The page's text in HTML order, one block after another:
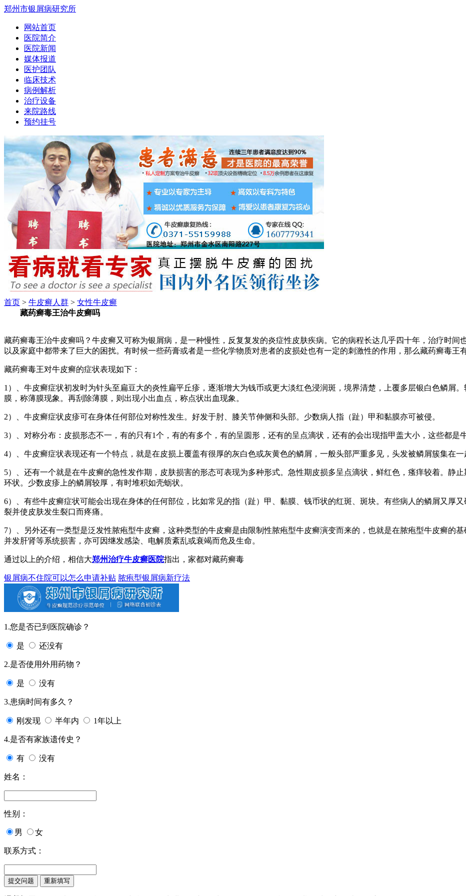
郑州市银屑病研究所
网站首页
医院简介
医院新闻
媒体报道
医护团队
临床技术
病例解析
治疗设备
来院路线
预约挂号
首页 > 牛皮癣人群 > 女性牛皮癣
藏药癣毒王治牛皮癣吗
藏药癣毒王治牛皮癣吗？牛皮癣又可称为银屑病，是一种慢性，反复复发的炎症性皮肤疾病。它的病程长达几乎四十年，治疗时
以及家庭中都带来了巨大的困扰。有时候一些药膏或者是一些化学物质对患者的皮损处也有一定的刺激性的作用，那么藏药癣毒王
藏药癣毒王对牛皮癣的症状表现如下：
1）、牛皮癣症状初发时为针头至扁豆大的炎性扁平丘疹，逐渐增大为钱币或更大淡红色浸润斑，境界清楚，上覆多层银白色鳞屑
膜，称薄膜现象。再刮除薄膜，则出现小出血点，称点状出血现象。
2）、牛皮癣症状皮疹可在身体任何部位对称性发生。好发于肘、膝关节伸侧和头部。少数病人指（趾）甲和黏膜亦可被侵。
3）、对称分布：皮损形态不一，有的只有1个，有的有多个，有的呈圆形，还有的呈点滴状，还有的会出现指甲盖大小，这些都是
4）、牛皮癣症状表现还有一个特点，就是在皮损上覆盖有很厚的灰白色或灰黄色的鳞屑，一般头部严重多见，头发被鳞屑簇集在一
5）、还有一个就是在牛皮癣的急性发作期，皮肤损害的形态可表现为多种形式。急性期皮损多呈点滴状，鲜红色，瘙痒较着。静
环状。少数皮疹上的鳞屑较厚，有时堆积如壳蛎状。
6）、有些牛皮癣症状可能会出现在身体的任何部位，比如常见的指（趾）甲、黏膜、钱币状的红斑、斑块。有些病人的鳞屑又厚
裂并使皮肤发生裂口而疼痛。
7）、另外还有一类型是泛发性脓疱型牛皮癣，这种类型的牛皮癣是由限制性脓疱型牛皮癣演变而来的，也就是在脓疱型牛皮癣的
并发肝肾等系统损害，亦可因继发感染、电解质紊乱或衰竭而危及生命。
通过以上的介绍，相信大郑州治疗牛皮癣医院指出，家都对藏药癣毒
银屑病不住院可以怎么申请补贴 脓疱型银屑病新疗法
1.您是否已到医院确诊？
是 还没有
2.是否使用外用药物？
是 没有
3.患病时间有多久？
刚发现 半年内 1年以上
4.是否有家族遗传史？
有 没有
姓名：
性别：
男 女
联系方式：